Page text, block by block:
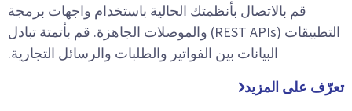
قم بالاتصال بأنظمتك الحالية باستخدام واجهات برمجة
التطبيقات (REST APIs) والموصلات الجاهزة. قم بأتمتة تبادل
البيانات بين الفواتير والطلبات والرسائل التجارية.
تعرّف على المزيد